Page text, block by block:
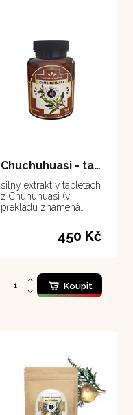
Chuchuhuasi - tablety 100 tablet
silný extrakt v tabletách
z Chuhuhuasi (v
překladu znamená
znamená "Opravená
450 Kč
Koupit